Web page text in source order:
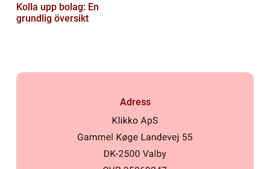
Kolla upp bolag: En
grundlig översikt
Adress